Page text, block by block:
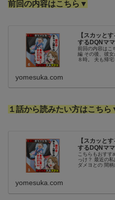
前回の内容はこちら▼
【スカッと
するDQNママ
前回の内容は
編 その後、彼
８時。 夫も帰
yomesuka.com
１話から読みたい方はこちら
【スカッと
するDQNママ
こちらもおすす
っけ？ 最近の
ダメヨとの 間
yomesuka.com